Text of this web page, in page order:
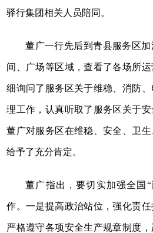
驿行集团相关人员陪同。
董广一行先后到青县服务区
间、广场等区域，查看了各场所
细询问了服务区关于维稳、消防
理工作，认真听取了服务区关于安
董广对服务区在维稳、安全、卫
给予了充分肯定。
董广指出，要切实加强全国
作。一是提高政治站位，强化责
严格遵守各项安全生产规章制度，